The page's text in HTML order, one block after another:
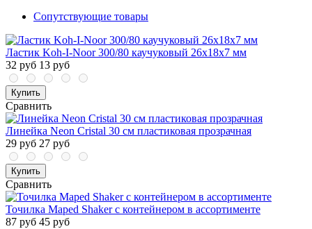
Сопутствующие товары
Ластик Koh-I-Noor 300/80 каучуковый 26x18x7 мм
32 руб 13 руб
Купить
Сравнить
Линейка Neon Cristal 30 см пластиковая прозрачная
29 руб 27 руб
Купить
Сравнить
Точилка Maped Shaker с контейнером в ассортименте
87 руб 45 руб